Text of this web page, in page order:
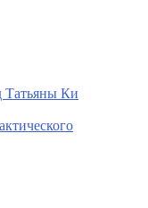
Татьяны Ки